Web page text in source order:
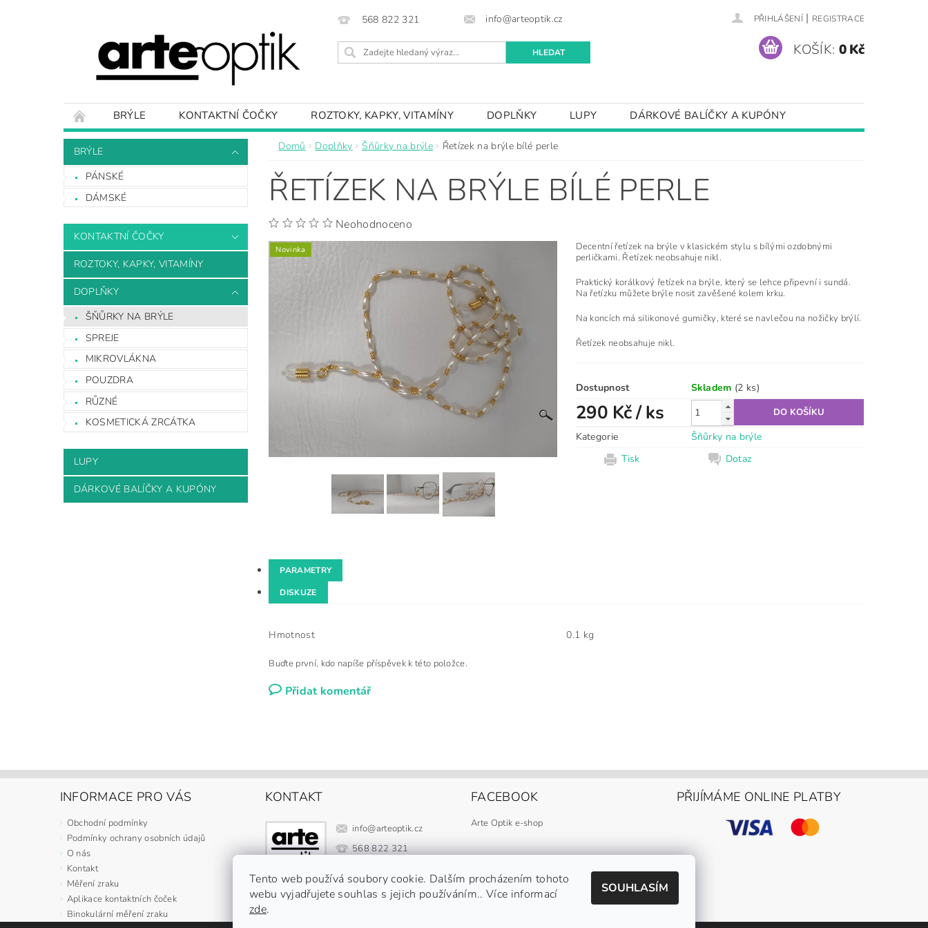
568 822 321 info@arteoptik.cz PŘIHLÁŠENÍ | REGISTRACE
KOŠÍK: 0 Kč
BRÝLE KONTAKTNÍ ČOČKY ROZTOKY, KAPKY, VITAMÍNY DOPLŇKY LUPY
DÁRKOVÉ BALÍČKY A KUPÓNY
O NÁS
KONTAKT PLATBY
BRÝLE
PÁNSKÉ
DÁMSKÉ
KONTAKTNÍ ČOČKY
ROZTOKY, KAPKY, VITAMÍNY
DOPLŇKY
ŠŇŮRKY NA BRÝLE
SPREJE
MIKROVLÁKNA
POUZDRA
RŮZNÉ
KOSMETICKÁ ZRCÁTKA
LUPY
DÁRKOVÉ BALÍČKY A KUPÓNY
Domů Doplňky Šňůrky na brýle Řetízek na brýle bílé perle
ŘETÍZEK NA BRÝLE BÍLÉ PERLE
Neohodnoceno
Novinka
Decentní řetízek na brýle v klasickém stylu s bílými ozdobnými
perličkami. Řetízek neobsahuje nikl.
Praktický korálkový řetízek na brýle, který se lehce připevní i sundá.
Na řetízku můžete brýle nosit zavěšené kolem krku.
Na koncích má silikonové gumičky, které se navlečou na nožičky brýlí.
Řetízek neobsahuje nikl.
Dostupnost Skladem (2 ks)
290 Kč/ ks
Kategorie
Šňůrky na brýle
Tisk
Dotaz
PARAMETRY
DISKUZE
Hmotnost 0.1 kg
Buďte první, kdo napíše příspěvek k této položce.
Přidat komentář
INFORMACE PRO VÁS
Obchodní podmínky
Podmínky ochrany osobních údajů
O nás
Kontakt
Měření zraku
Aplikace kontaktních čoček
Binokulární měření zraku
KONTAKT
info@arteoptik.cz
568 822 321
Facebook
FACEBOOK
Arte Optik e-shop
PŘIJÍMÁME ONLINE PLATBY
Tento web používá soubory cookie. Dalším procházením tohoto
webu vyjadřujete souhlas s jejich používáním.. Více informací
zde.
SOUHLASÍM